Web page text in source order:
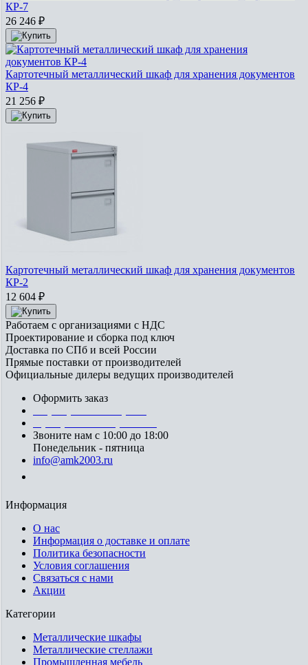
КР-7
26 246 ₽
Картотечный металлический шкаф для хранения документов
КР-4
21 256 ₽
Картотечный металлический шкаф для хранения документов
КР-2
12 604 ₽
Работаем с организациями с НДС
Проектирование и сборка под ключ
Доставка по СПб и всей России
Прямые поставки от производителей
Официальные дилеры ведущих производителей
Оформить заказ
Звоните нам с 10:00 до 18:00
Понедельник - пятница
info@amk2003.ru
Информация
О нас
Информация о доставке и оплате
Политика безопасности
Условия соглашения
Связаться с нами
Акции
Категории
Металлические шкафы
Металлические стеллажи
Промышленная мебель